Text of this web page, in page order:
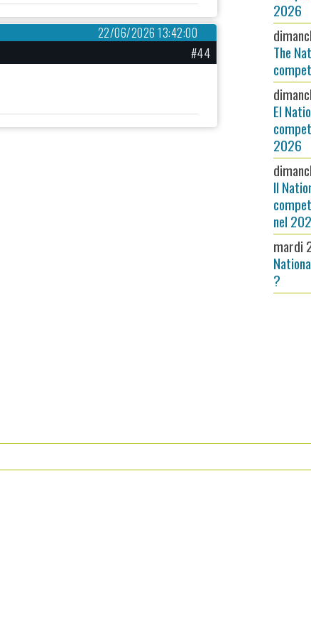
22/06/2026 13:42:00
#44
2026
The
El
2026
Il
nel
mardi
?